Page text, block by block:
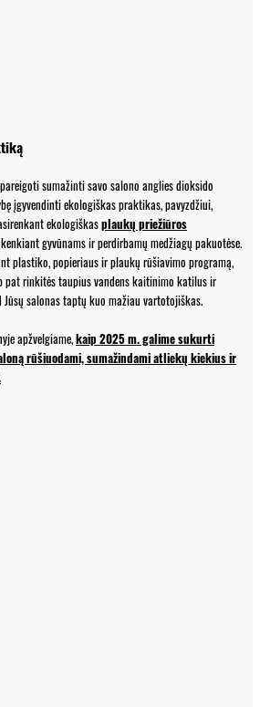
sumažinti savo salono anglies dioksido
įgyvendinti ekologiškas praktikas, pavyzdžiui,
ekologiškasplaukų priežiūros
gyvūnams ir perdirbamų medžiagų pakuotėse.
plastiko, popieriaus ir plaukų rūšiavimo programą,
rinkitės taupius vandens kaitinimo katilus ir
salonas taptų kuo mažiau vartotojiškas.
apžvelgiame,kaip 2025 m. galime sukurti
rūšiuodami, sumažindami atliekų kiekius ir